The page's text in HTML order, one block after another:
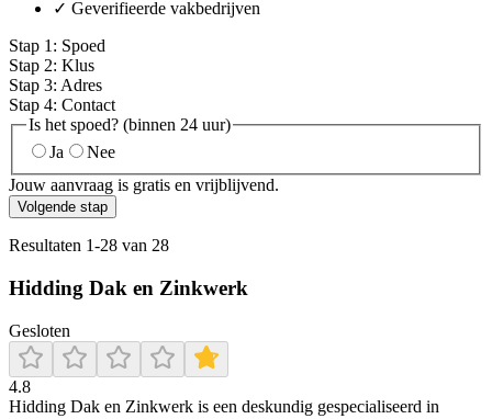
✓ Geverifieerde vakbedrijven
Stap 1 : Spoed
Stap 2: Klus
Stap 3: Adres
Stap 4: Contact
Is het spoed? (binnen 24 uur)
Ja
Nee
Jouw aanvraag is gratis en vrijblijvend.
Volgende stap
Resultaten 1-28 van 28
Hidding Dak en Zinkwerk
Gesloten
4.8
Hidding Dak en Zinkwerk is een deskundig gespecialiseerd in